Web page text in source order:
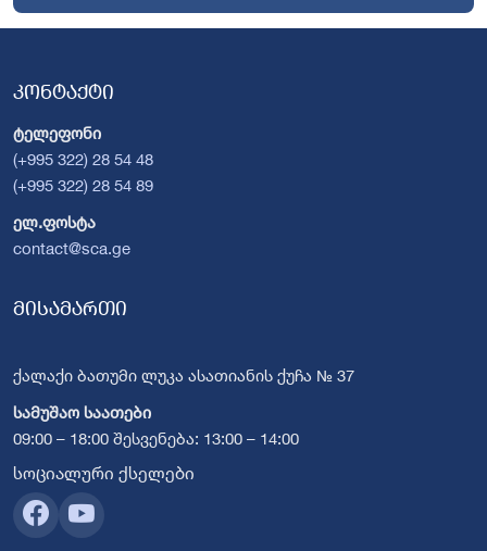
კონტაქტი
ტელეფონი
(+995 322) 28 54 48
(+995 322) 28 54 89
ელ.ფოსტა
contact@sca.ge
მისამართი
ქალაქი ბათუმი ლუკა ასათიანის ქუჩა № 37
სამუშაო საათები
09:00 – 18:00 შესვენება: 13:00 – 14:00
სოციალური ქსელები